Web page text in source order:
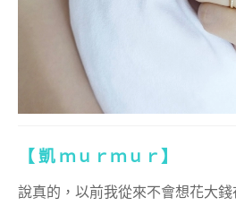
【 凱 ｍｕｒｍｕｒ】
說真的，以前我從來不會想花大